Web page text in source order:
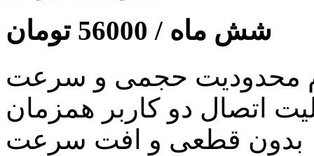
شش ماه / 56000 تومان
محدودیت حجمی و سرعت
اتصال دو کاربر همزمان
بدون قطعی و افت سرعت